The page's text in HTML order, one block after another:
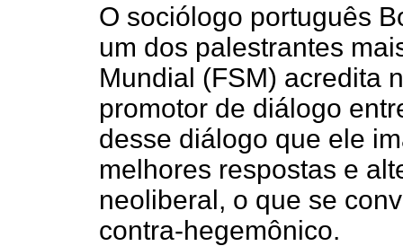
O sociólogo português
um dos palestrantes
Mundial (FSM) acredita
promotor de diálogo
desse diálogo que ele
melhores respostas e
neoliberal, o que se
contra-hegemônico.